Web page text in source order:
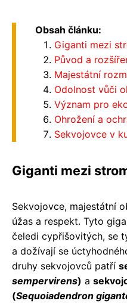
Obsah článku:
Giganti mezi
Původ a
Majestátní
Odolnost vůči
Význam pro
Ohrožení a
Sekvojovce v
Giganti mezi
Sekvojovce, majestátní
úžas a respekt. Tyto
čeledi cypřišovitých, se
a dožívají se
druhy sekvojovců patří
sempervirens) a
(Sequoiadendron